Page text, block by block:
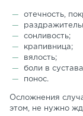
отечность,
сонливость;
крапивница;
вялость;
боли в
понос.
Осложнения
этом, не нужно